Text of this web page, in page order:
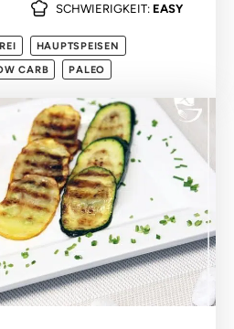
SCHWIERIGKEIT: EASY
HAUPTSPEISEN
CARB PALEO